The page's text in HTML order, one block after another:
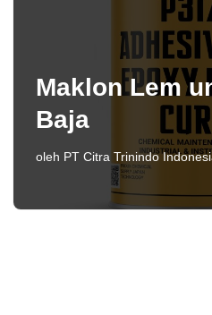
Maklon Lem
Baja
oleh PT Citra Trinindo